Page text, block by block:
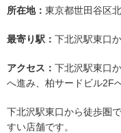
所在地： 東京都世田谷区
最寄り駅： 下北沢駅東口
アクセス： 下北沢駅東口
へ進み、柏サードビル2Fへ
下北沢駅東口から徒歩圏
すい店舗です。